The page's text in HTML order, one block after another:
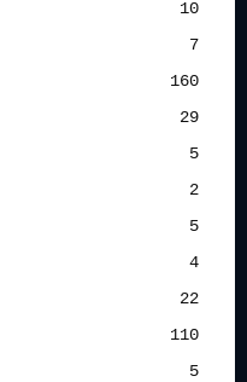
10
7
160
29
5
2
5
4
22
110
5